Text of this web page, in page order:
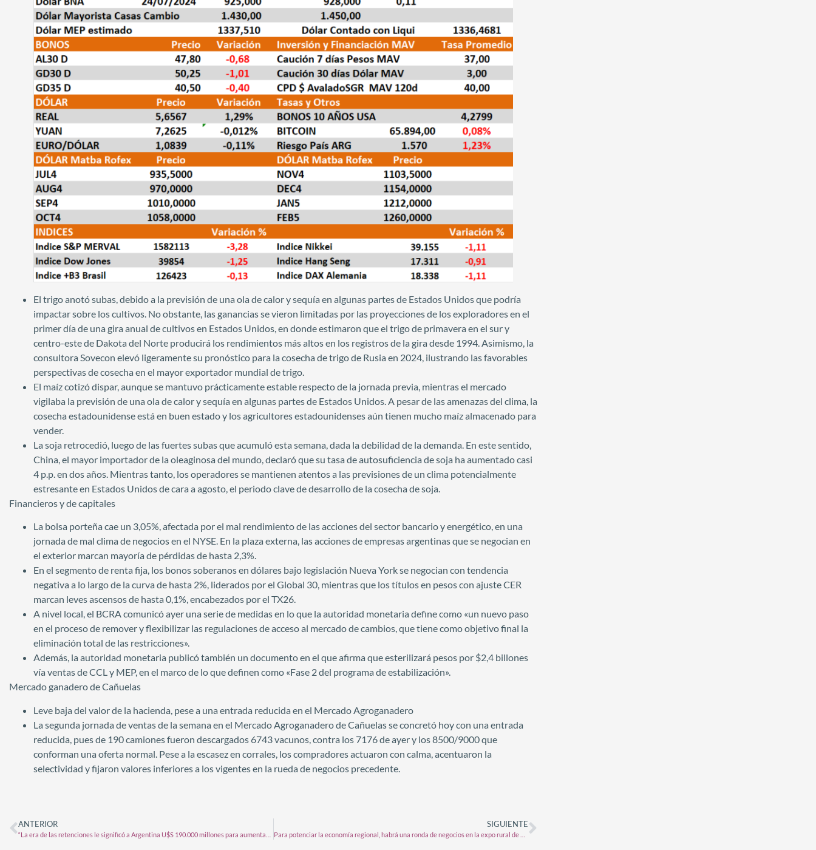
El trigo anotó subas, debido a la previsión de una ola de calor y sequía en algunas partes de Estados Unidos que podría
impactar sobre los cultivos. No obstante, las ganancias se vieron limitadas por las proyecciones de los exploradores en el
primer día de una gira anual de cultivos en Estados Unidos, en donde estimaron que el trigo de primavera en el sur y
centro-este de Dakota del Norte producirá los rendimientos más altos en los registros de la gira desde 1994. Asimismo, la
consultora Sovecon elevó ligeramente su pronóstico para la cosecha de trigo de Rusia en 2024, ilustrando las favorables
perspectivas de cosecha en el mayor exportador mundial de trigo.
El maíz cotizó dispar, aunque se mantuvo prácticamente estable respecto de la jornada previa, mientras el mercado
vigilaba la previsión de una ola de calor y sequía en algunas partes de Estados Unidos. A pesar de las amenazas del clima, la
cosecha estadounidense está en buen estado y los agricultores estadounidenses aún tienen mucho maíz almacenado para
vender.
La soja retrocedió, luego de las fuertes subas que acumuló esta semana, dada la debilidad de la demanda. En este sentido,
China, el mayor importador de la oleaginosa del mundo, declaró que su tasa de autosuficiencia de soja ha aumentado casi
4 p.p. en dos años. Mientras tanto, los operadores se mantienen atentos a las previsiones de un clima potencialmente
estresante en Estados Unidos de cara a agosto, el periodo clave de desarrollo de la cosecha de soja.
Financieros y de capitales
La bolsa porteña cae un 3,05%, afectada por el mal rendimiento de las acciones del sector bancario y energético, en una
jornada de mal clima de negocios en el NYSE. En la plaza externa, las acciones de empresas argentinas que se negocian en
el exterior marcan mayoría de pérdidas de hasta 2,3%.
En el segmento de renta fija, los bonos soberanos en dólares bajo legislación Nueva York se negocian con tendencia
negativa a lo largo de la curva de hasta 2%, liderados por el Global 30, mientras que los títulos en pesos con ajuste CER
marcan leves ascensos de hasta 0,1%, encabezados por el TX26.
A nivel local, el BCRA comunicó ayer una serie de medidas en lo que la autoridad monetaria define como «un nuevo paso
en el proceso de remover y flexibilizar las regulaciones de acceso al mercado de cambios, que tiene como objetivo final la
eliminación total de las restricciones».
Además, la autoridad monetaria publicó también un documento en el que afirma que esterilizará pesos por $2,4 billones
vía ventas de CCL y MEP, en el marco de lo que definen como «Fase 2 del programa de estabilización».
Mercado ganadero de Cañuelas
Leve baja del valor de la hacienda, pese a una entrada reducida en el Mercado Agroganadero
La segunda jornada de ventas de la semana en el Mercado Agroganadero de Cañuelas se concretó hoy con una entrada
reducida, pues de 190 camiones fueron descargados 6743 vacunos, contra los 7176 de ayer y los 8500/9000 que
conforman una oferta normal. Pese a la escasez en corrales, los compradores actuaron con calma, acentuaron la
selectividad y fijaron valores inferiores a los vigentes en la rueda de negocios precedente.
ANTERIOR SIGUIENTE